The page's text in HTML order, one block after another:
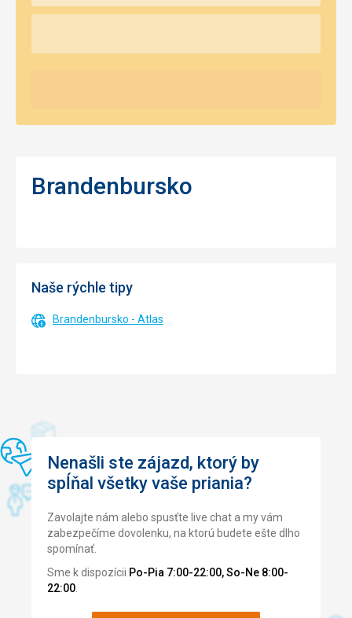
Brandenbursko
Naše rýchle tipy
Brandenbursko - Atlas
Nenašli ste zájazd, ktorý by
spĺňal všetky vaše priania?
Zavolajte nám alebo spusťte live chat a my vám
zabezpečíme dovolenku, na ktorú budete ešte dlho
spomínať.
Sme k dispozícii Po-Pia 7:00-22:00, So-Ne 8:00-
22:00